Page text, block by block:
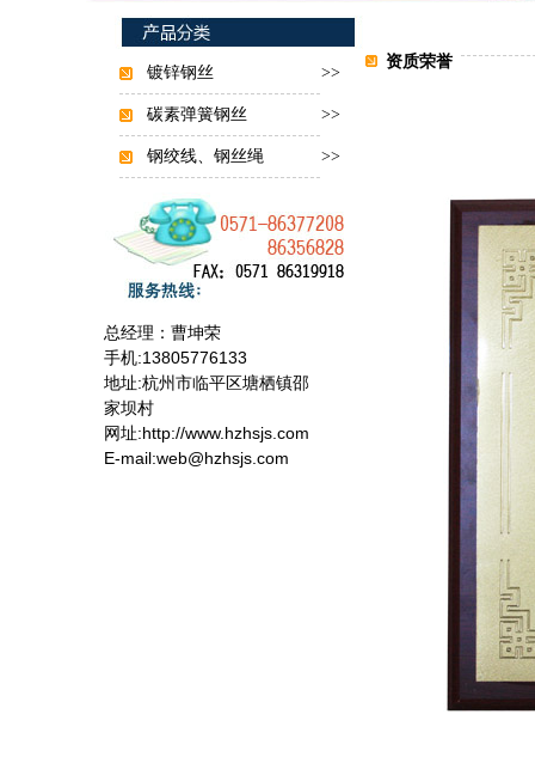
镀锌钢丝 >>
碳素弹簧钢丝 >>
钢绞线、钢丝绳 >>
总经理：曹坤荣
手机:13805776133
地址:杭州市临平区塘栖镇邵
家坝村
网址:http://www.hzhsjs.com
E-mail:web@hzhsjs.com
资质荣誉